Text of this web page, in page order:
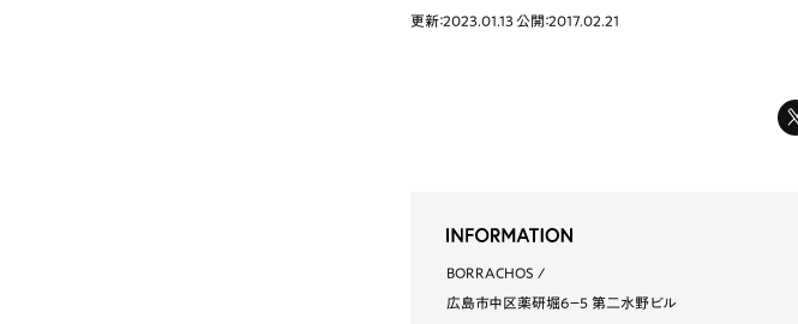
更新：2023.01.13公開：2017.02.21
BORRACHOS
広島市中区薬研堀6−5 第二水野ビル